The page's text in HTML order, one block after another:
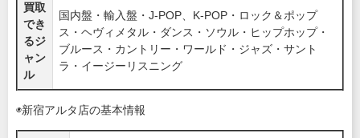
買取
でき
るジ
ャン
ル
国内盤・輸入盤・J-POP、K-POP・ロック＆ポップ
ス・ヘヴィメタル・ダンス・ソウル・ヒップホップ・
ブルース・カントリー・ワールド・ジャズ・サント
ラ・イージーリスニング
◉新宿アルタ店の基本情報